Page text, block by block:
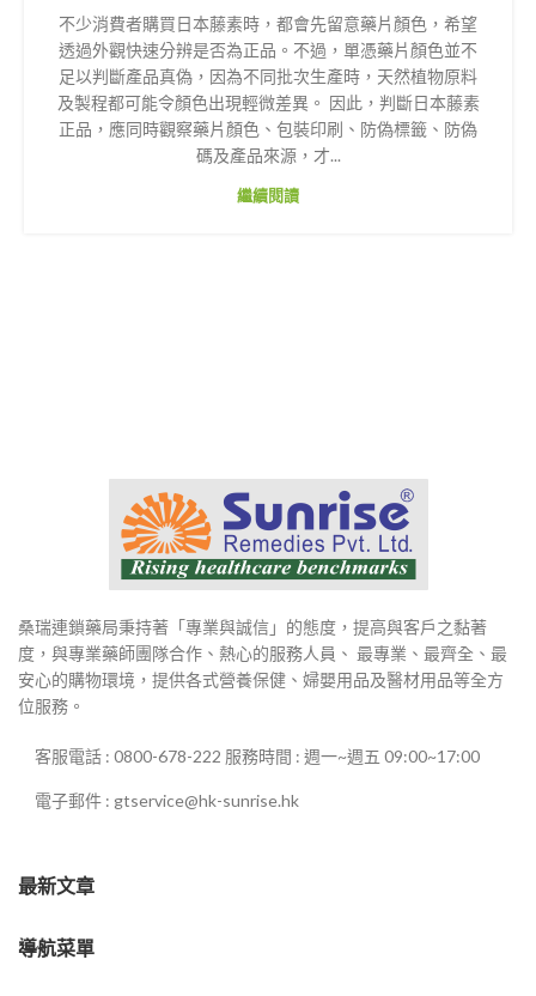
不少消費者購買日本藤素時，都會先留意藥片顏色，希望
透過外觀快速分辨是否為正品。不過，單憑藥片顏色並不
足以判斷產品真偽，因為不同批次生產時，天然植物原料
及製程都可能令顏色出現輕微差異。 因此，判斷日本藤素
正品，應同時觀察藥片顏色、包裝印刷、防偽標籤、防偽
碼及產品來源，才...
繼續閱讀
桑瑞連鎖藥局秉持著「專業與誠信」的態度，提高與客戶之黏著
度，與專業藥師團隊合作、熱心的服務人員、 最專業、最齊全、最
安心的購物環境，提供各式營養保健、婦嬰用品及醫材用品等全方
位服務。
客服電話 : 0800-678-222 服務時間 : 週一~週五 09:00~17:00
電子郵件 : gtservice@hk-sunrise.hk
最新文章
導航菜單